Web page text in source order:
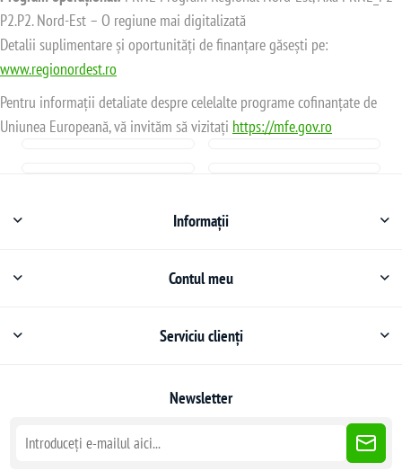
P2.P2. Nord-Est – O regiune mai digitalizată
Detalii suplimentare și oportunități de finanțare găsești pe:
www.regionordest.ro
Pentru informații detaliate despre celelalte programe cofinanțate de
Uniunea Europeană, vă invităm să vizitați https://mfe.gov.ro
Informații
Contul meu
Serviciu clienți
Newsletter